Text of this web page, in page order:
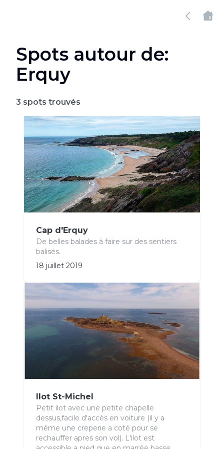
Spots autour de:
Erquy
3 spots trouvés
Cap d'Erquy
De belles balades à faire sur des sentiers
balisés.
18 juillet 2019
Ilot St-Michel
Petit ilot avec une petite chapelle
dessus,facile d'accès en voiture (il y a
même une creperie a coté pour se
rechauffer apres son vol). L'ilot est